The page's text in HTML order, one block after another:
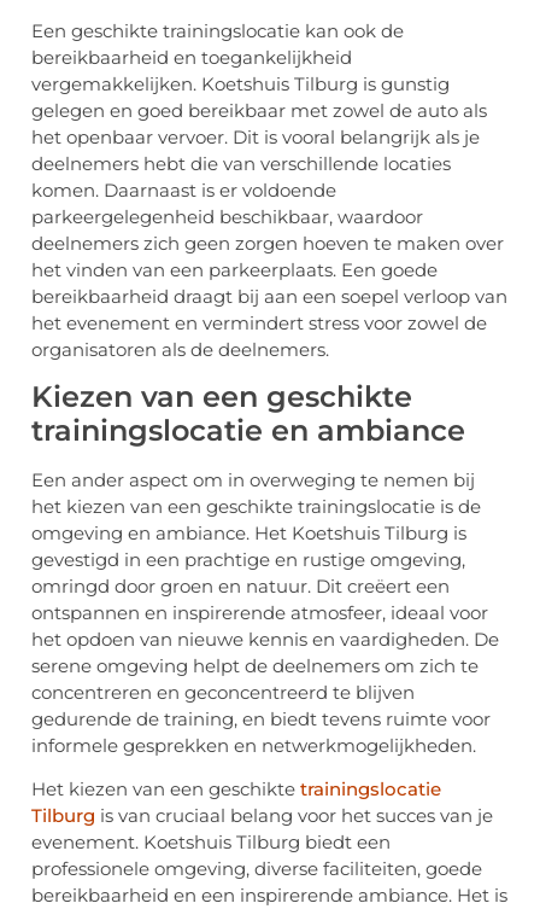
Een geschikte trainingslocatie kan ook de
bereikbaarheid en toegankelijkheid
vergemakkelijken. Koetshuis Tilburg is gunstig
gelegen en goed bereikbaar met zowel de auto als
het openbaar vervoer. Dit is vooral belangrijk als je
deelnemers hebt die van verschillende locaties
komen. Daarnaast is er voldoende
parkeergelegenheid beschikbaar, waardoor
deelnemers zich geen zorgen hoeven te maken over
het vinden van een parkeerplaats. Een goede
bereikbaarheid draagt bij aan een soepel verloop van
het evenement en vermindert stress voor zowel de
organisatoren als de deelnemers.
Kiezen van een geschikte
trainingslocatie en ambiance
Een ander aspect om in overweging te nemen bij
het kiezen van een geschikte trainingslocatie is de
omgeving en ambiance. Het Koetshuis Tilburg is
gevestigd in een prachtige en rustige omgeving,
omringd door groen en natuur. Dit creëert een
ontspannen en inspirerende atmosfeer, ideaal voor
het opdoen van nieuwe kennis en vaardigheden. De
serene omgeving helpt de deelnemers om zich te
concentreren en geconcentreerd te blijven
gedurende de training, en biedt tevens ruimte voor
informele gesprekken en netwerkmogelijkheden.
Het kiezen van een geschikte trainingslocatie
Tilburg is van cruciaal belang voor het succes van je
evenement. Koetshuis Tilburg biedt een
professionele omgeving, diverse faciliteiten, goede
bereikbaarheid en een inspirerende ambiance. Het is